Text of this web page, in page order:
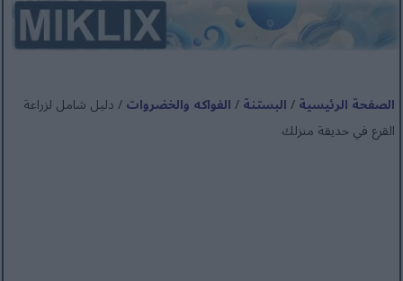
الصفحة الرئيسية/البستنة/الفواكه والخضروات/ دليل شامل لزراعة
القرع في حديقة منزلك